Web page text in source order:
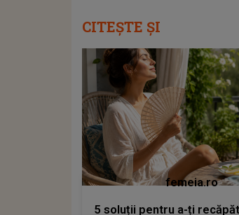
CITEȘTE ȘI
femeia.ro
5 soluții pentru a-ți